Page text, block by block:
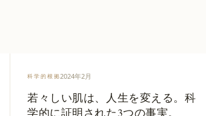
科学的根拠2024年2月
若々しい肌は、人生を変える。科
学的に証明された3つの事実。